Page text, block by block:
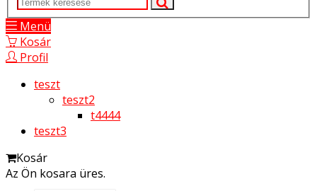
Menü
Kosár
Profil
teszt
teszt2
t4444
teszt3
Kosár
Az Ön kosara üres.